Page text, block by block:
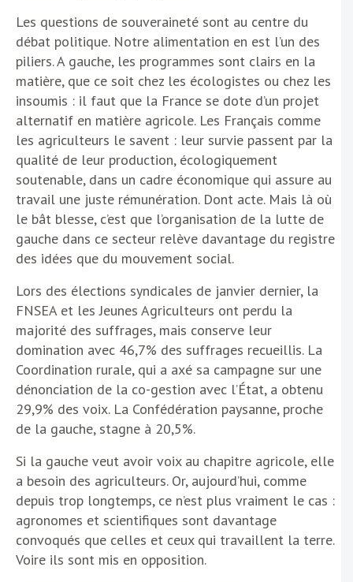
Les questions de souveraineté sont au centre du
débat politique. Notre alimentation en est l’un des
piliers. A gauche, les programmes sont clairs en la
matière, que ce soit chez les écologistes ou chez les
insoumis : il faut que la France se dote d’un projet
alternatif en matière agricole. Les Français comme
les agriculteurs le savent : leur survie passent par la
qualité de leur production, écologiquement
soutenable, dans un cadre économique qui assure au
travail une juste rémunération. Dont acte. Mais là où
le bât blesse, c’est que l’organisation de la lutte de
gauche dans ce secteur relève davantage du registre
des idées que du mouvement social.
Lors des élections syndicales de janvier dernier, la
FNSEA et les Jeunes Agriculteurs ont perdu la
majorité des suffrages, mais conserve leur
domination avec 46,7% des suffrages recueillis. La
Coordination rurale, qui a axé sa campagne sur une
dénonciation de la co-gestion avec l’État, a obtenu
29,9% des voix. La Confédération paysanne, proche
de la gauche, stagne à 20,5%.
Si la gauche veut avoir voix au chapitre agricole, elle
a besoin des agriculteurs. Or, aujourd’hui, comme
depuis trop longtemps, ce n’est plus vraiment le cas :
agronomes et scientifiques sont davantage
convoqués que celles et ceux qui travaillent la terre.
Voire ils sont mis en opposition.